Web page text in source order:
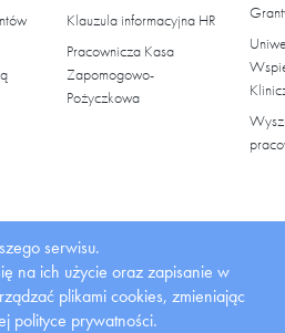
Klauzula informacyjna HR
Pracownicza Kasa
Zapomogowo-
Pożyczkowa
serwisu.
na ich użycie oraz zapisanie w
plikami cookies, zmieniając
polityce prywatności.